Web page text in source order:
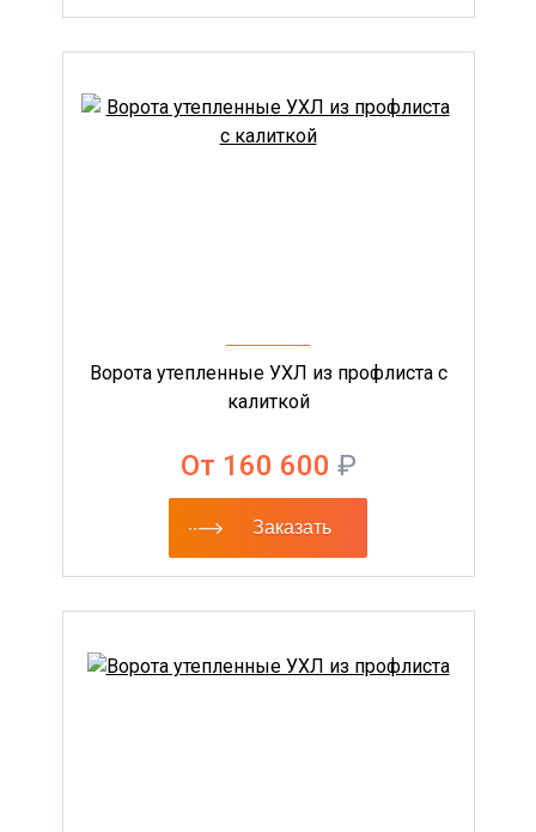
Ворота утепленные УХЛ из профлиста с
калиткой
От 160 600 ₽
Заказать